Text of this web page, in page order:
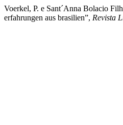
Voerkel, P. e Sant´Anna Bolacio
erfahrungen aus brasilien”, Revista